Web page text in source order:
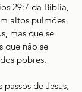
29:7 da Bíblia,
altos pulmões
mas que se
que não se
pobres.
passos de Jesus,